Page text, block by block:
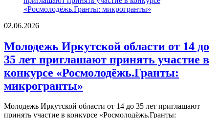
02.06.2026
Молодежь Иркутской области от 14 до
35 лет приглашают принять участие в
конкурсе «Росмолодёжь.Гранты:
микрогранты»
Молодежь Иркутской области от 14 до 35 лет приглашают
принять участие в конкурсе «Росмолодёжь.Гранты: